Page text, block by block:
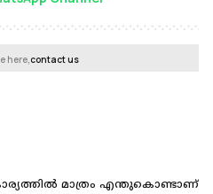
here,contact us
മാത്രം എന്തുകൊണ്ടാണ്